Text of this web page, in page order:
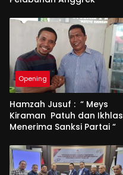
Opening
Hamzah Jusuf : “ Meys
Kiraman Patuh dan Ikhlas
Menerima Sanksi Partai “